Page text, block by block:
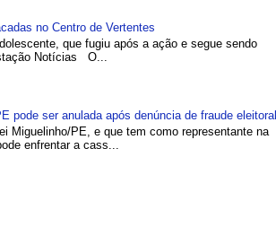
no Centro de Vertentes
que fugiu após a ação e segue sendo
Notícias O...
pode ser anulada após denúncia de fraude eleitoral
Miguelinho/PE, e que tem como representante na
enfrentar a cass...